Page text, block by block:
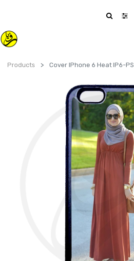
Products Cover IPhone 6 Heat IP6-PS